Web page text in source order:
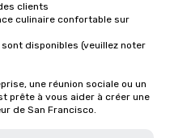
clients
culinaire confortable sur
disponibles (veuillez noter
une réunion sociale ou un
prête à vous aider à créer une
de San Francisco.